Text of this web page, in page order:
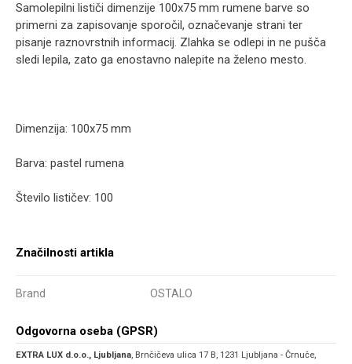
Samolepilni lističi dimenzije 100x75 mm rumene barve so
primerni za zapisovanje sporočil, označevanje strani ter
pisanje raznovrstnih informacij. Zlahka se odlepi in ne pušča
sledi lepila, zato ga enostavno nalepite na želeno mesto.
Dimenzija: 100x75 mm
Barva: pastel rumena
Število lističev: 100
Značilnosti artikla
Brand OSTALO
Odgovorna oseba (GPSR)
EXTRA LUX d.o.o., Ljubljana, Brnčičeva ulica 17 B, 1231 Ljubljana - Črnuče,